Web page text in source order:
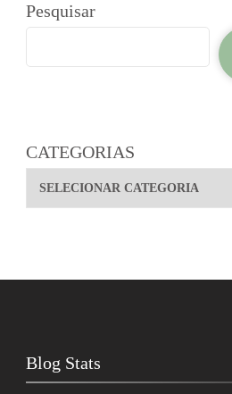
Pesquisar
CATEGORIAS
Blog Stats